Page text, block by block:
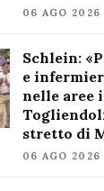
06 AGO 2026
Schlein:
e
nelle aree
stretto di
06 AGO 2026